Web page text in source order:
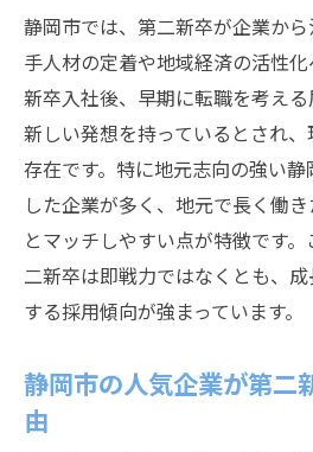
静岡 第二新卒が選ぶワ
重視の職場
第二新卒として未経験
性
静岡市で第二新卒に適
第二新卒とは違う働き
静岡 第二新卒の働き方
ト
第二新卒が静岡市の人
静岡市では、第二新卒が企業か
手人材の定着や地域経済の活性化
新卒入社後、早期に転職を考え
新しい発想を持っているとされ
存在です。特に地元志向の強い
した企業が多く、地元で長く働
とマッチしやすい点が特徴です
二新卒は即戦力ではなくとも、
する採用傾向が強まっています。
静岡市の人気企業が第二
由